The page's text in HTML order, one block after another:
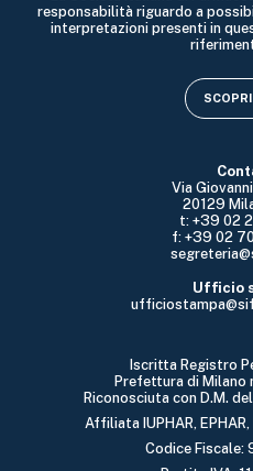
Via
20129
t: +39 02
f: +39 02
Ufficio
Iscritta Registro
Prefettura di Milano
Riconosciuta con D.M.
Affiliata IUPHAR, EPHAR,
Codice
responsabilità riguardo a
interpretazioni presenti in